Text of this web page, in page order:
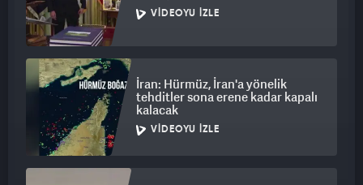
VIDEOYU İZLE
İran: Hürmüz, İran'a yönelik
tehditler sona erene kadar kapalı
kalacak
VIDEOYU İZLE